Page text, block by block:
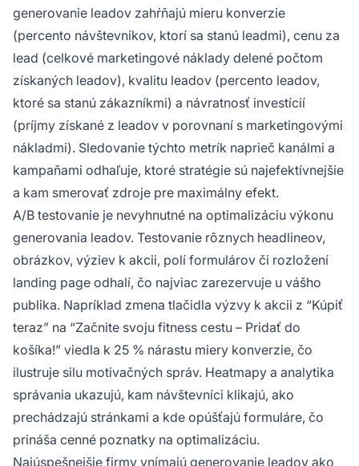
generovanie leadov zahŕňajú mieru konverzie
(percento návštevníkov, ktorí sa stanú leadmi), cenu za
lead (celkové marketingové náklady delené počtom
získaných leadov), kvalitu leadov (percento leadov,
ktoré sa stanú zákazníkmi) a návratnosť investícií
(príjmy získané z leadov v porovnaní s marketingovými
nákladmi). Sledovanie týchto metrík naprieč kanálmi a
kampaňami odhaľuje, ktoré stratégie sú najefektívnejšie
a kam smerovať zdroje pre maximálny efekt.
A/B testovanie je nevyhnutné na optimalizáciu výkonu
generovania leadov. Testovanie rôznych headlineov,
obrázkov, výziev k akcii, polí formulárov či rozložení
landing page odhalí, čo najviac zarezervuje u vášho
publika. Napríklad zmena tlačidla výzvy k akcii z “Kúpiť
teraz” na “Začnite svoju fitness cestu – Pridať do
košíka!” viedla k 25 % nárastu miery konverzie, čo
ilustruje silu motivačných správ. Heatmapy a analytika
správania ukazujú, kam návštevníci klikajú, ako
prechádzajú stránkami a kde opúšťajú formuláre, čo
prináša cenné poznatky na optimalizáciu.
Najúspešnejšie firmy vnímajú generovanie leadov ako